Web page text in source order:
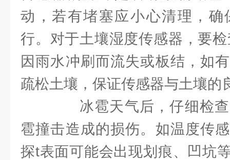
动，若有堵塞应小心清理，确
行。对于土壤湿度传感器，要
因雨水冲刷而流失或板结，如
疏松土壤，保证传感器与土壤的
冰雹天气后，仔细检查
雹撞击造成的损伤。如温度传
探t表面可能会出现划痕、凹坑